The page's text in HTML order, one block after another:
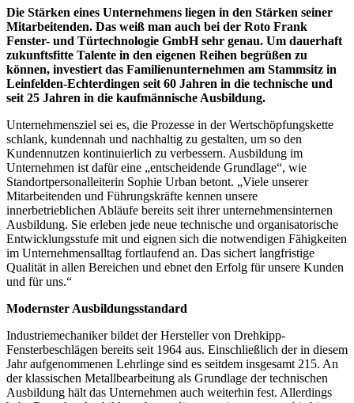
Maschinen zur Alu- und PVC-Profilbearbeitung
Maschinen zur Holzfensterfertigung
Messen und Veranstaltungen
Software für den Einsatz im Fensterbau und -
Sonnen- und Sichtschutzsysteme
Abonnement
Service
Archiv für Abonnenten
Probeheft Bestellung
Newsletter
Anzeigen
Stellenmarkt
An- und Verkauf
Die Stärken eines Unternehmens liegen in den Stärken seiner
Mitarbeitenden. Das weiß man auch bei der Roto Frank
Fenster- und Türtechnologie GmbH sehr genau. Um dauerhaft
zukunftsfitte Talente in den eigenen Reihen begrüßen zu
können, investiert das Familienunternehmen am Stammsitz in
Leinfelden-Echterdingen seit 60 Jahren in die technische und
seit 25 Jahren in die kaufmännische Ausbildung.
Unternehmensziel sei es, die Prozesse in der Wertschöpfungskette
schlank, kundennah und nachhaltig zu gestalten, um so den
Kundennutzen kontinuierlich zu verbessern. Ausbildung im
Unternehmen ist dafür eine „entscheidende Grundlage“, wie
Standortpersonalleiterin Sophie Urban betont. „Viele unserer
Mitarbeitenden und Führungskräfte kennen unsere
innerbetrieblichen Abläufe bereits seit ihrer unternehmensinternen
Ausbildung. Sie erleben jede neue technische und organisatorische
Entwicklungsstufe mit und eignen sich die notwendigen Fähigkeiten
im Unternehmensalltag fortlaufend an. Das sichert langfristige
Qualität in allen Bereichen und ebnet den Erfolg für unsere Kunden
und für uns.“
Modernster Ausbildungsstandard
Industriemechaniker bildet der Hersteller von Drehkipp-
Fensterbeschlägen bereits seit 1964 aus. Einschließlich der in diesem
Jahr aufgenommenen Lehrlinge sind es seitdem insgesamt 215. An
der klassischen Metallbearbeitung als Grundlage der technischen
Ausbildung hält das Unternehmen auch weiterhin fest. Allerdings